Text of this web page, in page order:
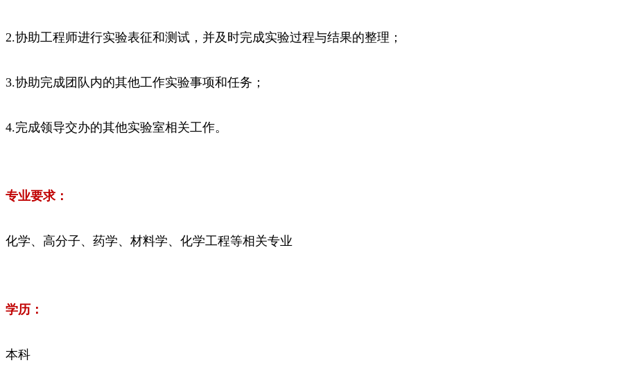
2.协助工程师进行实验表征和测试，并及时完成实验过程与结果的整理；
3.协助完成团队内的其他工作实验事项和任务；
4.完成领导交办的其他实验室相关工作。
专业要求：
化学、高分子、药学、材料学、化学工程等相关专业
学历：
本科